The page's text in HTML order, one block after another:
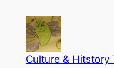
Culture & Hitstory